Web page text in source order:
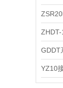
YZ10